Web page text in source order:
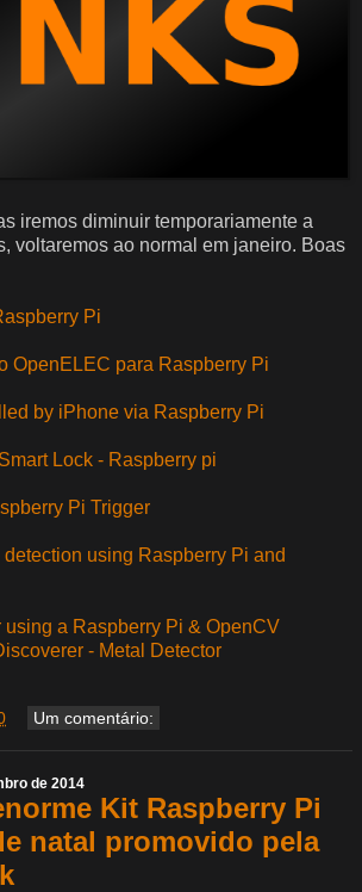
iremos diminuir temporariamente a
voltaremos ao normal em janeiro. Boas
Pi
OpenELEC para Raspberry Pi
by iPhone via Raspberry Pi
Lock - Raspberry pi
Pi Trigger
using Raspberry Pi and
a Raspberry Pi & OpenCV
- Metal Detector
Um comentário:
de 2014
Kit Raspberry Pi
natal promovido pela